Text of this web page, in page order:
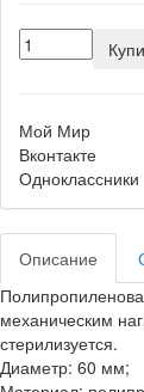
Мой Мир
Вконтакте
Одноклассники
Описание
механическим
стерилизуется.
Диаметр: 60 мм;